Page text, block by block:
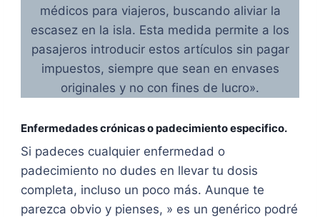
médicos para viajeros, buscando aliviar la
escasez en la isla. Esta medida permite a los
pasajeros introducir estos artículos sin pagar
impuestos, siempre que sean en envases
originales y no con fines de lucro».
Enfermedades crónicas o padecimiento especifico.
Si padeces cualquier enfermedad o
padecimiento no dudes en llevar tu dosis
completa, incluso un poco más. Aunque te
parezca obvio y pienses, » es un genérico podré